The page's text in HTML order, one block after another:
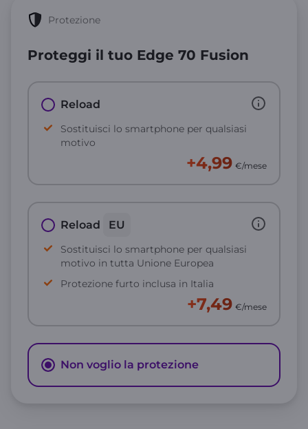
Proteggi il tuo Edge 70 Fusion
Protezione
Reload
Sostituisci lo smartphone per qualsiasi
motivo
+4,99 €/mese
Reload EU
Sostituisci lo smartphone per qualsiasi
motivo in tutta Unione Europea
Protezione furto inclusa in Italia
+7,49 €/mese
Non voglio la protezione